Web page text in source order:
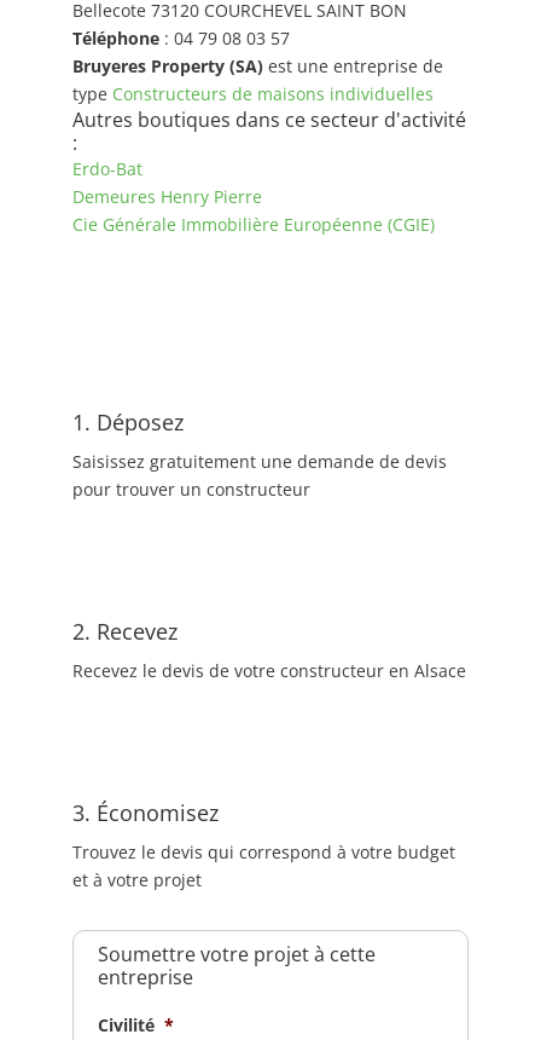
Bellecote 73120 COURCHEVEL SAINT BON
Téléphone: 04 79 08 03 57
Bruyeres Property (SA)est une entreprise de
type Constructeurs de maisons individuelles
Autres boutiques dans ce secteur d'activité
:
Erdo-Bat
Demeures Henry Pierre
Cie Générale Immobilière Européenne (CGIE)
1. Déposez
Saisissez gratuitement une demande de devis
pour trouver un constructeur
2. Recevez
Recevez le devis de votre constructeur en Alsace
3. Économisez
Trouvez le devis qui correspond à votre budget
et à votre projet
Soumettre votre projet à cette
entreprise
Civilité *